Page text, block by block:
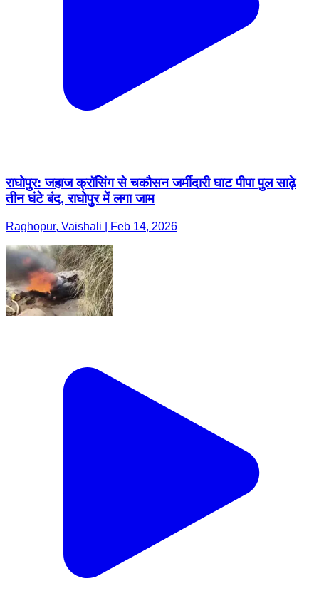
राघोपुर: जहाज क्रॉसिंग से चकौसन जर्मीदारी घाट पीपा पुल साढ़े
तीन घंटे बंद, राघोपुर में लगा जाम
Raghopur, Vaishali | Feb 14, 2026